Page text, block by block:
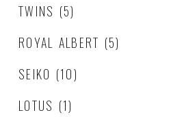
TWINS (5)
ROYAL ALBERT (5)
SEIKO (10)
LOTUS (1)